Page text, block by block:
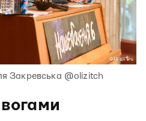
Закревська @olizitch